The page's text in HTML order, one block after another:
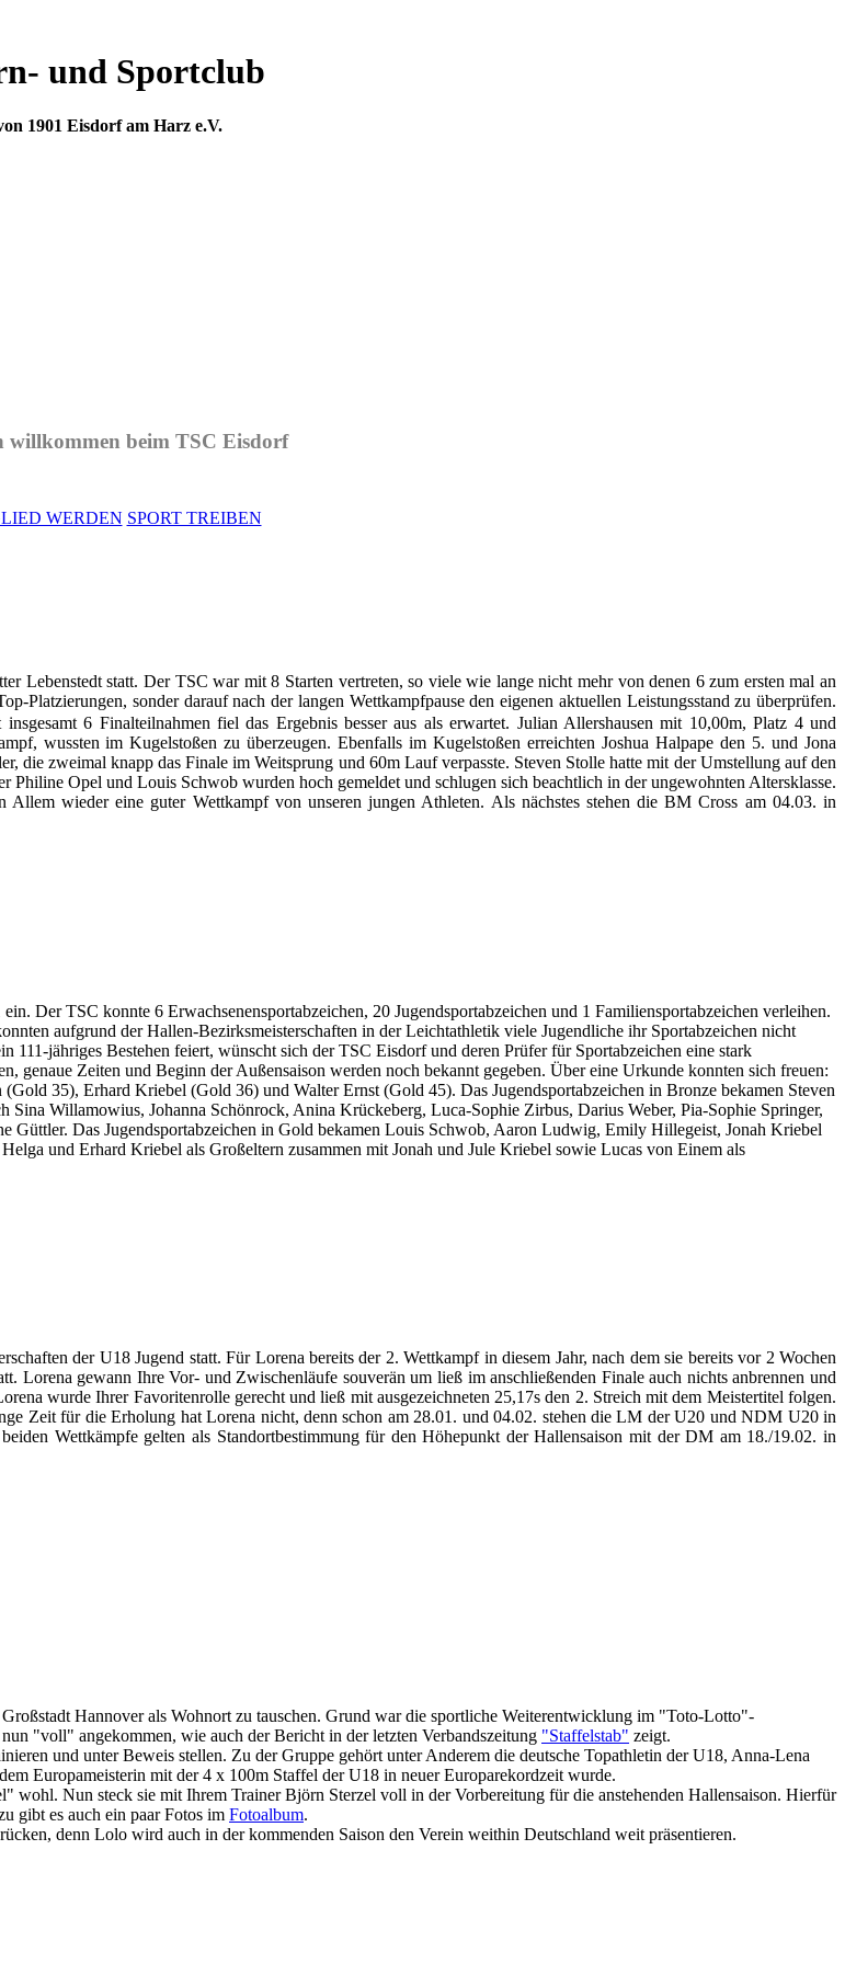
und Sportclub
1901 Eisdorf am Harz e.V.
willkommen beim TSC Eisdorf
WERDEN SPORT TREIBEN
Lebenstedt statt. Der TSC war mit 8 Starten vertreten, so viele wie lange nicht mehr von denen 6 zum ersten mal an
Platzierungen, sonder darauf nach der langen Wettkampfpause den eigenen aktuellen Leistungsstand zu überprüfen.
6 Finalteilnahmen fiel das Ergebnis besser aus als erwartet. Julian Allershausen mit 10,00m, Platz 4 und
wussten im Kugelstoßen zu überzeugen. Ebenfalls im Kugelstoßen erreichten Joshua Halpape den 5. und Jona
die zweimal knapp das Finale im Weitsprung und 60m Lauf verpasste. Steven Stolle hatte mit der Umstellung auf den
Opel und Louis Schwob wurden hoch gemeldet und schlugen sich beachtlich in der ungewohnten Altersklasse.
wieder eine guter Wettkampf von unseren jungen Athleten. Als nächstes stehen die BM Cross am 04.03. in
Der TSC konnte 6 Erwachsenensportabzeichen, 20 Jugendsportabzeichen und 1 Familiensportabzeichen verleihen.
aufgrund der Hallen-Bezirksmeisterschaften in der Leichtathletik viele Jugendliche ihr Sportabzeichen nicht
111-jähriges Bestehen feiert, wünscht sich der TSC Eisdorf und deren Prüfer für Sportabzeichen eine stark
genaue Zeiten und Beginn der Außensaison werden noch bekannt gegeben. Über eine Urkunde konnten sich freuen:
35), Erhard Kriebel (Gold 36) und Walter Ernst (Gold 45). Das Jugendsportabzeichen in Bronze bekamen Steven
Sina Willamowius, Johanna Schönrock, Anina Krückeberg, Luca-Sophie Zirbus, Darius Weber, Pia-Sophie Springer,
Das Jugendsportabzeichen in Gold bekamen Louis Schwob, Aaron Ludwig, Emily Hillegeist, Jonah Kriebel
und Erhard Kriebel als Großeltern zusammen mit Jonah und Jule Kriebel sowie Lucas von Einem als
der U18 Jugend statt. Für Lorena bereits der 2. Wettkampf in diesem Jahr, nach dem sie bereits vor 2 Wochen
Lorena gewann Ihre Vor- und Zwischenläufe souverän um ließ im anschließenden Finale auch nichts anbrennen und
wurde Ihrer Favoritenrolle gerecht und ließ mit ausgezeichneten 25,17s den 2. Streich mit dem Meistertitel folgen.
Zeit für die Erholung hat Lorena nicht, denn schon am 28.01. und 04.02. stehen die LM der U20 und NDM U20 in
Wettkämpfe gelten als Standortbestimmung für den Höhepunkt der Hallensaison mit der DM am 18./19.02. in
Hannover als Wohnort zu tauschen. Grund war die sportliche Weiterentwicklung im "Toto-Lotto"-
"voll" angekommen, wie auch der Bericht in der letzten Verbandszeitung "Staffelstab" zeigt.
und unter Beweis stellen. Zu der Gruppe gehört unter Anderem die deutsche Topathletin der U18, Anna-Lena
Europameisterin mit der 4 x 100m Staffel der U18 in neuer Europarekordzeit wurde.
wohl. Nun steck sie mit Ihrem Trainer Björn Sterzel voll in der Vorbereitung für die anstehenden Hallensaison. Hierfür
gibt es auch ein paar Fotos im Fotoalbum.
denn Lolo wird auch in der kommenden Saison den Verein weithin Deutschland weit präsentieren.